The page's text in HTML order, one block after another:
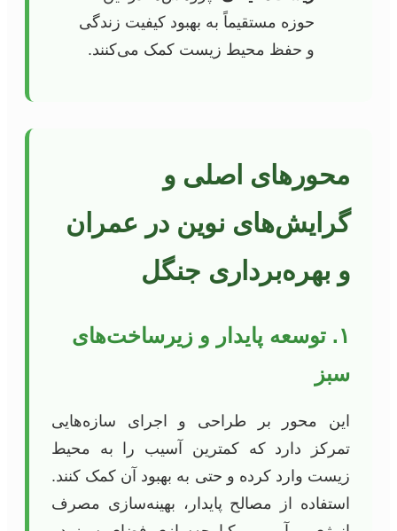
حوزه مستقیماً به بهبود کیفیت زندگی
و حفظ محیط زیست کمک می‌کنند.
محورهای اصلی و
گرایش‌های نوین در عمران
و بهره‌برداری جنگل
۱. توسعه پایدار و زیرساخت‌های
سبز
این محور بر طراحی و اجرای سازه‌هایی
تمرکز دارد که کمترین آسیب را به محیط
زیست وارد کرده و حتی به بهبود آن کمک کنند.
استفاده از مصالح پایدار، بهینه‌سازی مصرف